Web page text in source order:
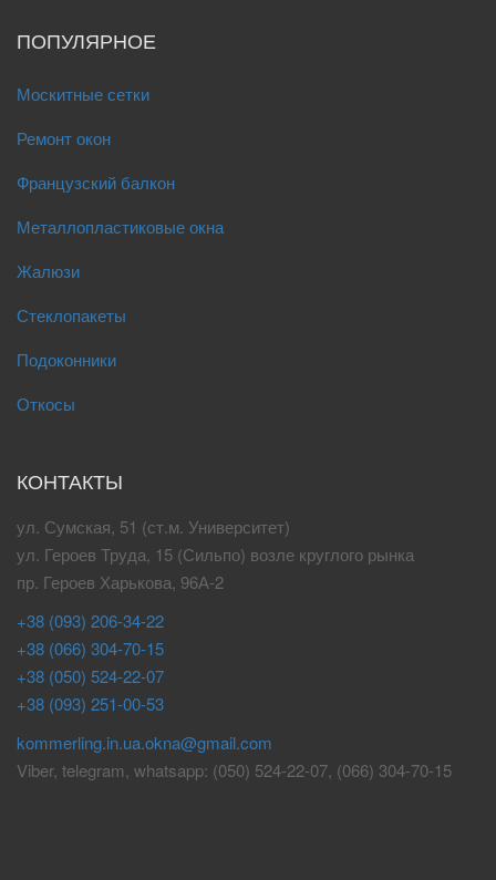
ПОПУЛЯРНОЕ
Москитные сетки
Ремонт окон
Французский балкон
Металлопластиковые окна
Жалюзи
Стеклопакеты
Подоконники
Откосы
КОНТАКТЫ
ул. Сумская, 51 (ст.м. Университет)
ул. Героев Труда, 15 (Сильпо) возле круглого рынка
пр. Героев Харькова, 96А-2
+38 (093) 206-34-22
+38 (066) 304-70-15
+38 (050) 524-22-07
+38 (093) 251-00-53
kommerling.in.ua.okna@gmail.com
Viber, telegram, whatsapp: (050) 524-22-07, (066) 304-70-15